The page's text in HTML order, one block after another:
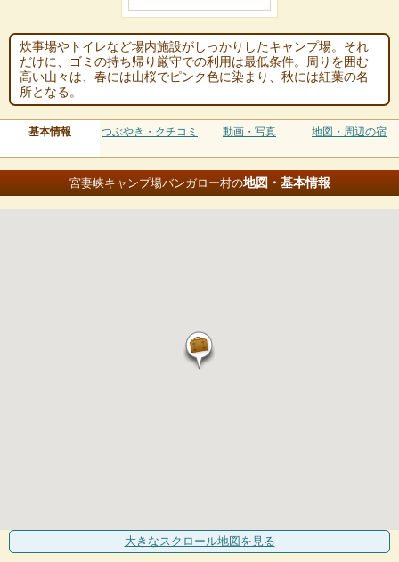
炊事場やトイレなど場内施設がしっかりしたキャンプ場。それ
だけに、ゴミの持ち帰り厳守での利用は最低条件。周りを囲む
高い山々は、春には山桜でピンク色に染まり、秋には紅葉の名
所となる。
基本情報 つぶやき・クチコミ 動画・写真 地図・周辺の宿
宮妻峡キャンプ場バンガロー村の地図・基本情報
大きなスクロール地図 を見る